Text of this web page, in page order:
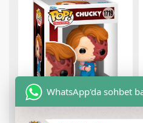
WhatsApp'da sohbet